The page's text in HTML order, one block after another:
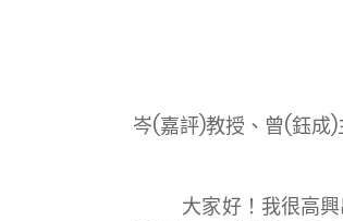
岑(嘉評)教授、曾(鈺成
大家好！我很高興出